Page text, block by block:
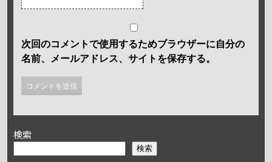
次回のコメントで使用するためブラウザーに自分の
名前、メールアドレス、サイトを保存する。
検索
検索